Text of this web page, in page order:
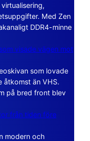
Med Zen
DDR4-minne
visade vägen mot
som lovade
åtkomst än VHS.
på bred front blev
från tiden före
modern och